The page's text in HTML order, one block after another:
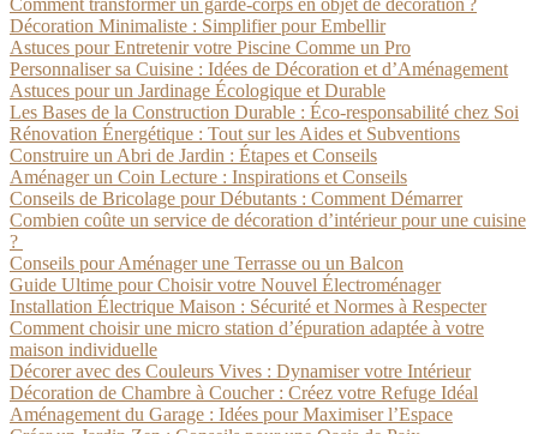
Comment transformer un garde-corps en objet de décoration ?
Décoration Minimaliste : Simplifier pour Embellir
Astuces pour Entretenir votre Piscine Comme un Pro
Personnaliser sa Cuisine : Idées de Décoration et d’Aménagement
Astuces pour un Jardinage Écologique et Durable
Les Bases de la Construction Durable : Éco-responsabilité chez Soi
Rénovation Énergétique : Tout sur les Aides et Subventions
Construire un Abri de Jardin : Étapes et Conseils
Aménager un Coin Lecture : Inspirations et Conseils
Conseils de Bricolage pour Débutants : Comment Démarrer
Combien coûte un service de décoration d’intérieur pour une cuisine
?
Conseils pour Aménager une Terrasse ou un Balcon
Guide Ultime pour Choisir votre Nouvel Électroménager
Installation Électrique Maison : Sécurité et Normes à Respecter
Comment choisir une micro station d’épuration adaptée à votre
maison individuelle
Décorer avec des Couleurs Vives : Dynamiser votre Intérieur
Décoration de Chambre à Coucher : Créez votre Refuge Idéal
Aménagement du Garage : Idées pour Maximiser l’Espace